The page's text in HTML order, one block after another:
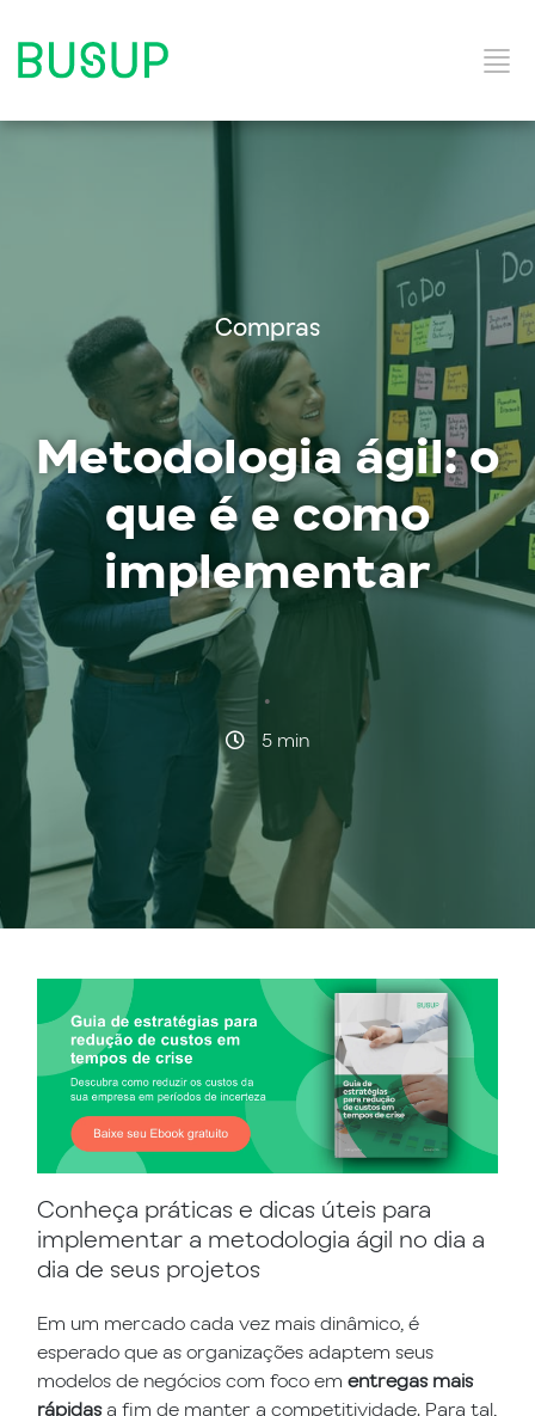
Ebooks
Soluções e Serviços
Compras
Metodologia ágil: o
que é e como
implementar
·
5 min
Conheça práticas e dicas úteis para
implementar a metodologia ágil no dia a
dia de seus projetos
Em um mercado cada vez mais dinâmico, é
esperado que as organizações adaptem seus
modelos de negócios com foco em entregas mais
rápidasa fim de manter a competitividade. Para tal,